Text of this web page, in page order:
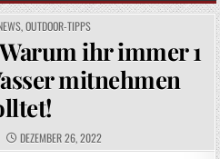
,OUTDOOR-TIPPS
ihr immer 1
mitnehmen
PUBLISHED DATE:
DEZEMBER 26, 2022